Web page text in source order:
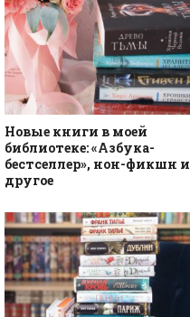
Новые книги в моей
библиотеке: «Азбука-
бестселлер», нон-фикшн и
другое